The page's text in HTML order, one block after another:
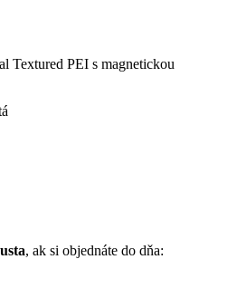
Textured PEI s magnetickou
, ak si objednáte do dňa: